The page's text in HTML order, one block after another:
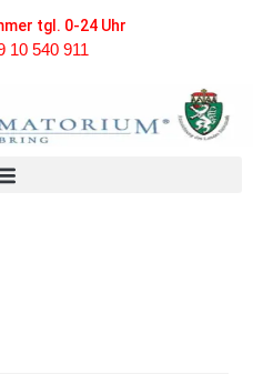
tgl. 0-24 Uhr
10 540 911